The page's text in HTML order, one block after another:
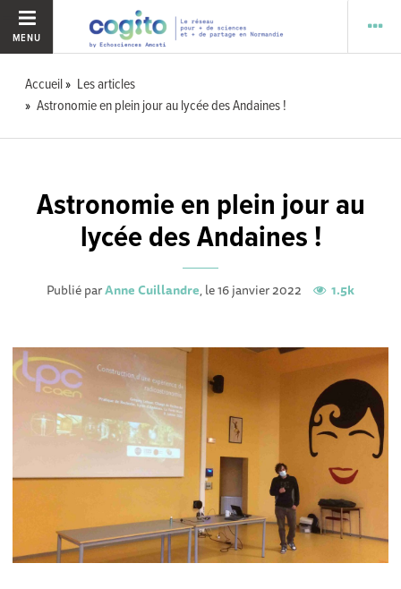
MENU
Accueil
Les articles
Astronomie en plein jour au lycée des Andaines !
Astronomie en plein jour au
lycée des Andaines !
Publié parAnne Cuillandre, le 16 janvier 2022 1.5k